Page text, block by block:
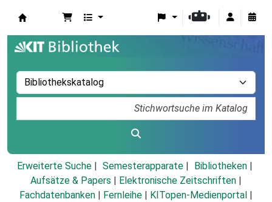
Erweiterte Suche Semesterapparate
Bibliotheken
Aufsätze & Papers
Elektronische Zeitschriften
Fachdatenbanken
Fernleihe KITopen-Medienportal